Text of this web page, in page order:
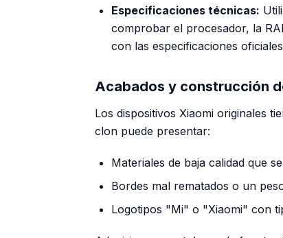
Especificaciones técnicas:
comprobar el procesador, la
con las especificaciones
Acabados y construcción
Los dispositivos Xiaomi originales
clon puede presentar:
Materiales de baja calidad que
Bordes mal rematados o un
Logotipos "Mi" o "Xiaomi" con